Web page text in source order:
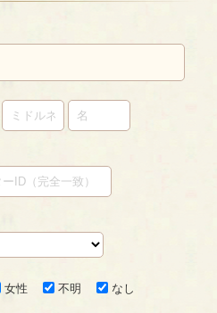
女性 不明 なし